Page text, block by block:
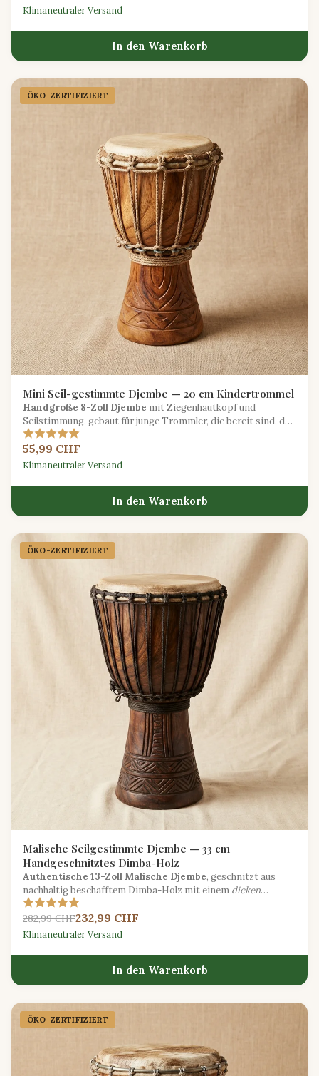
Klimaneutraler Versand
In den Warenkorb
ÖKO-ZERTIFIZIERT
Mini Seil-gestimmte Djembe — 20 cm Kindertrommel
Handgroße 8-Zoll Djembe mit Ziegenhautkopf und
Seilstimmung, gebaut für junge Trommler, die bereit sind, den
westafrikanischen Rhythmus zu erkunden.
55,99 CHF
Klimaneutraler Versand
In den Warenkorb
ÖKO-ZERTIFIZIERT
Malische Seilgestimmte Djembe — 33 cm
Handgeschnitztes Dimba-Holz
Authentische 13-Zoll Malische Djembe, geschnitzt aus
nachhaltig beschafftem Dimba-Holz mit einem dicken
Ziegenlederkopf
282,99 CHF232,99 CHF
Klimaneutraler Versand
In den Warenkorb
ÖKO-ZERTIFIZIERT